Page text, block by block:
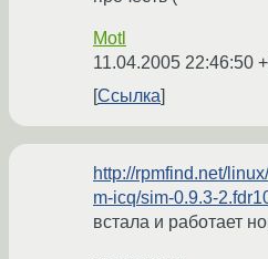
Motl
11.04.2005 22:46:50
Ссылка
http://rpmfind.net/
m-icq/sim-0.9.3-
встала и работает